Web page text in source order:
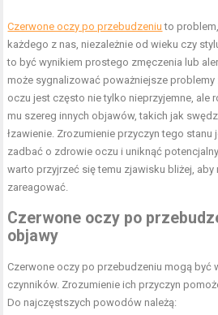
Czerwone oczy po przebudzeniu to
każdego z nas, niezależnie od wieku czy
to być wynikiem prostego zmęczenia lub
może sygnalizować poważniejsze
oczu jest często nie tylko nieprzyjemne, ale
mu szereg innych objawów, takich jak
łzawienie. Zrozumienie przyczyn tego
zadbać o zdrowie oczu i uniknąć
warto przyjrzeć się temu zjawisku bliżej,
zareagować.
Czerwone oczy po
objawy
Czerwone oczy po przebudzeniu mogą być
czynników. Zrozumienie ich przyczyn
Do najczęstszych powodów należą: